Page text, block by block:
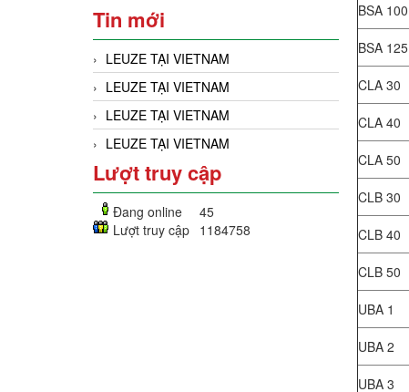
Tin mới
LEUZE TẠI VIETNAM
LEUZE TẠI VIETNAM
LEUZE TẠI VIETNAM
LEUZE TẠI VIETNAM
Lượt truy cập
Đang online
45
Lượt truy cập 1184758
BSA 100
BSA 125
CLA 30
CLA 40
CLA 50
CLB 30
CLB 40
CLB 50
UBA 1
UBA 2
UBA 3